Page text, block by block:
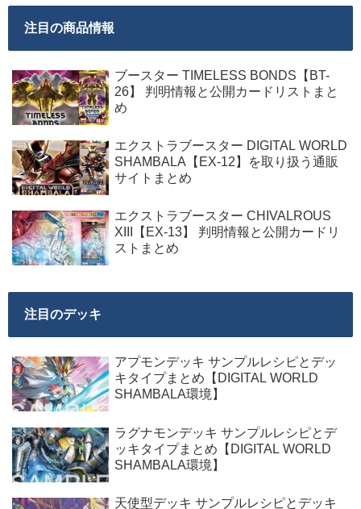
注目の商品情報
ブースター TIMELESS BONDS【BT-
26】 判明情報と公開カードリストまと
め
エクストラブースター DIGITAL WORLD
SHAMBALA【EX-12】を取り扱う通販
サイトまとめ
エクストラブースター CHIVALROUS
XIII【EX-13】 判明情報と公開カードリ
ストまとめ
注目のデッキ
アプモンデッキ サンプルレシピとデッ
キタイプまとめ【DIGITAL WORLD
SHAMBALA環境】
ラグナモンデッキ サンプルレシピとデ
ッキタイプまとめ【DIGITAL WORLD
SHAMBALA環境】
天使型デッキ サンプルレシピとデッキ